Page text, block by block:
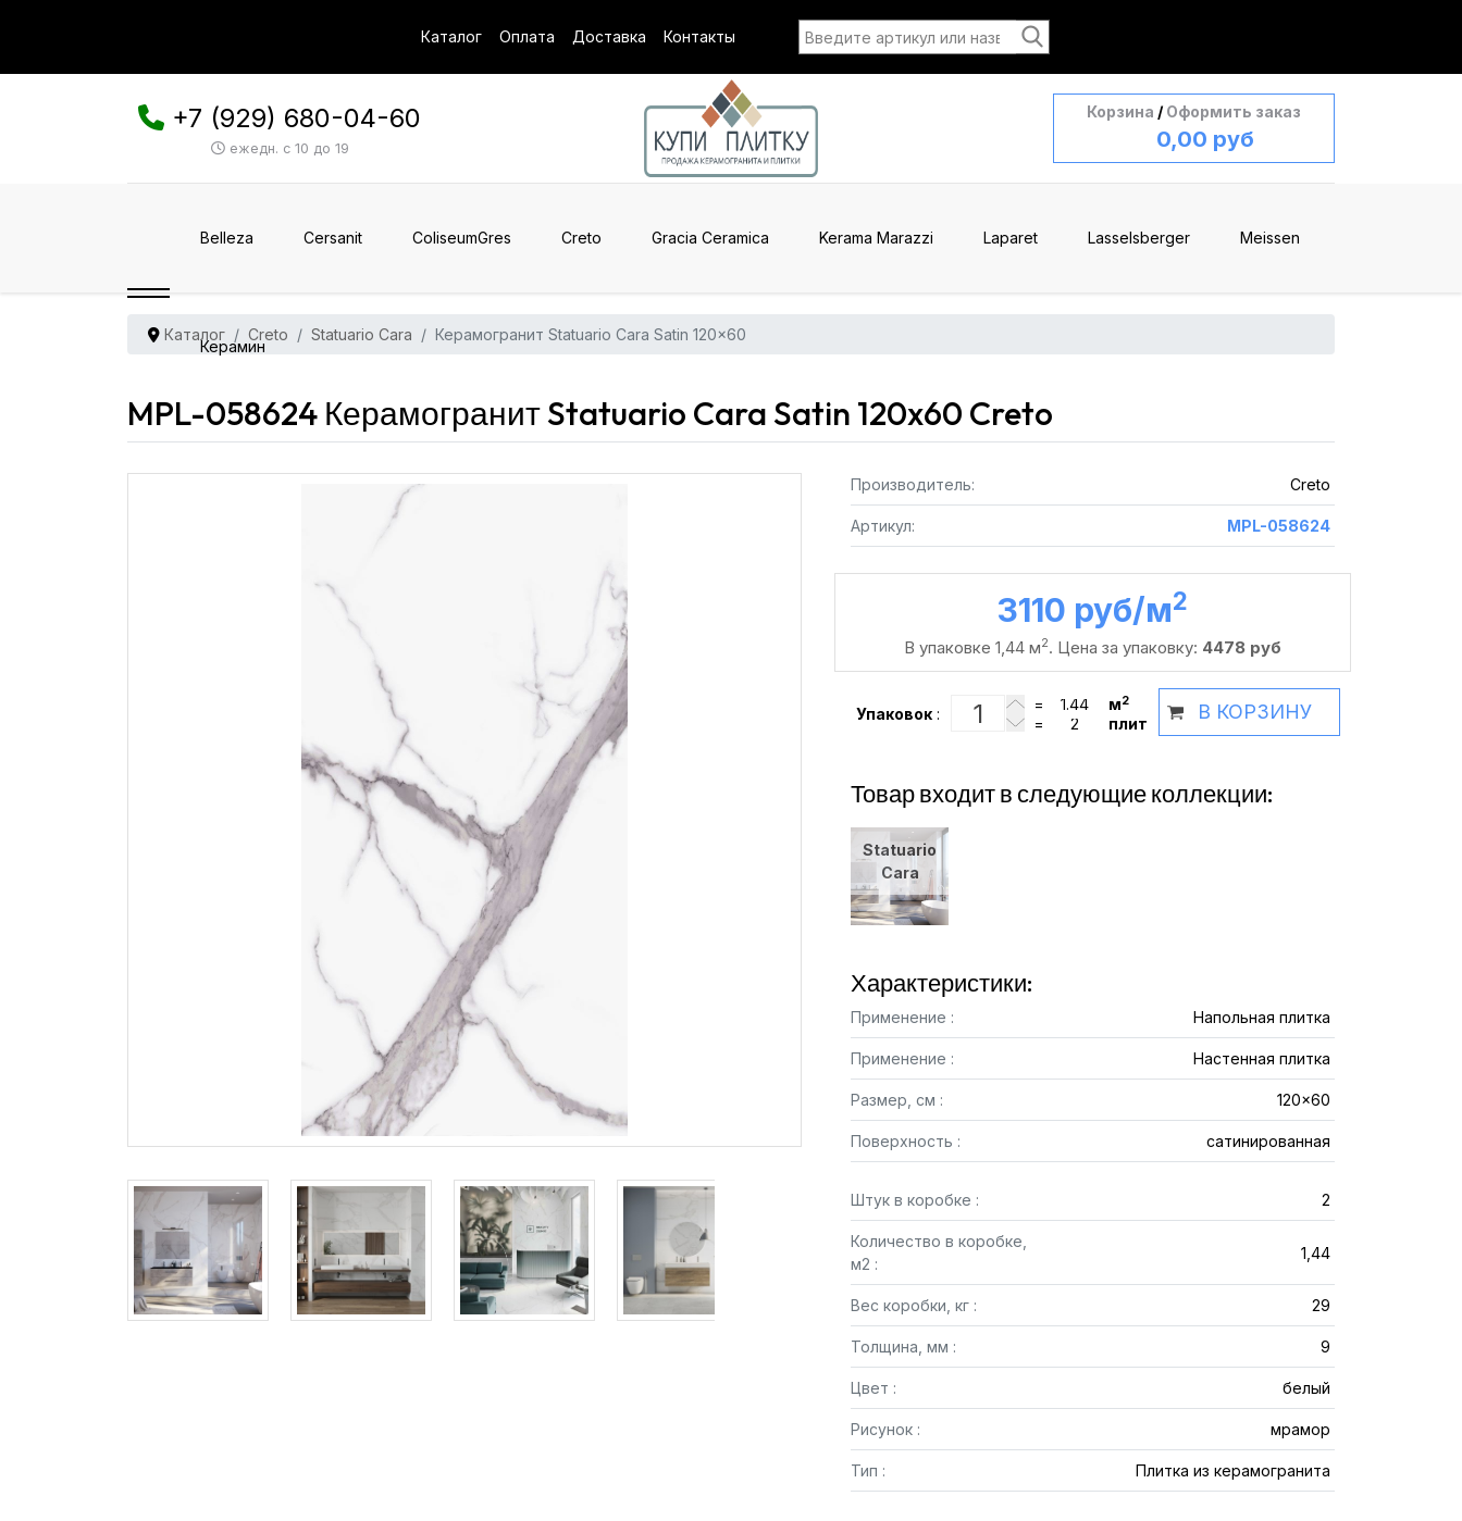
Каталог Оплата Доставка Контакты
+7 (929) 680-04-60
ежедн. с 10 до 19
Корзина / Оформить заказ
0,00 руб
Belleza Cersanit ColiseumGres Creto Gracia Ceramica Kerama Marazzi Laparet Lasselsberger Meissen
Керамин
Каталог Creto Statuario Cara Керамогранит Statuario Cara Satin 120x60
MPL-058624 Керамогранит Statuario Cara Satin 120x60 Creto
Производитель: Creto
Артикул: MPL-058624
3110 руб /м2
В упаковке 1,44 м2. Цена за упаковку: 4478 руб
Упаковок :
= м2
= плит
В КОРЗИНУ
Товар входит в следующие коллекции:
Statuario
Cara
Характеристики:
Применение : Напольная плитка
Применение : Настенная плитка
Размер, см : 120x60
Поверхность : сатинированная
Штук в коробке : 2
Количество в коробке,
м2 :
1,44
Вес коробки, кг : 29
Толщина, мм : 9
Цвет : белый
Рисунок : мрамор
Тип : Плитка из керамогранита